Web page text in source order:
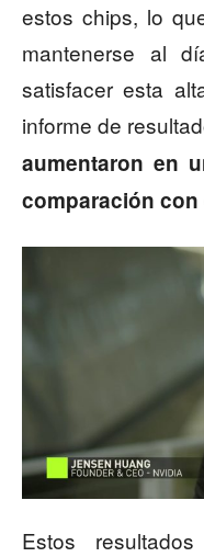
estos chips, lo
mantenerse al
satisfacer esta
informe de
aumentaron en
comparación con
Estos